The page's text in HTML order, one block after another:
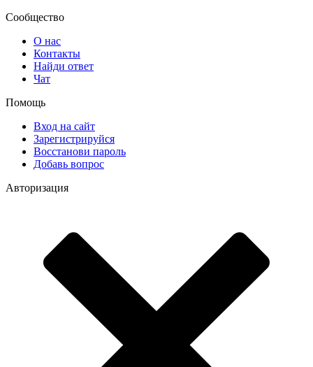
Сообщество
О нас
Контакты
Найди ответ
Чат
Помощь
Вход на сайт
Зарегистрируйся
Восстанови пароль
Добавь вопрос
Авторизация